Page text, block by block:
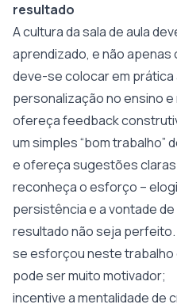
resultado
A cultura da sala de aula
aprendizado, e não apenas
deve-se colocar em prática
personalização no ensino e
ofereça feedback
um simples “bom trabalho”
e ofereça sugestões
reconheça o esforço –
persistência e a vontade
resultado não seja
se esforçou neste trabalho
pode ser muito motivador;
incentive a mentalidade de